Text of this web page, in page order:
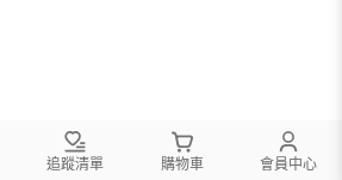
追蹤清單 購物車 會員中心